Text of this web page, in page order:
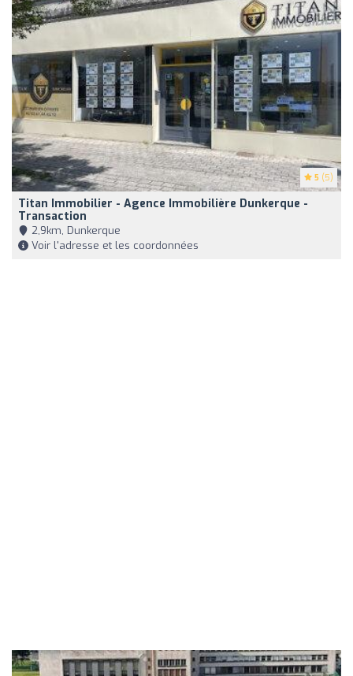
5 (5)
Titan Immobilier - Agence Immobilière Dunkerque -
Transaction
2,9km, Dunkerque
Voir l'adresse et les coordonnées